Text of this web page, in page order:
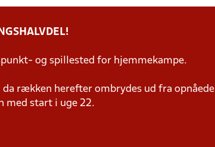
og spillested for hjemmekampe.
da rækken herefter ombrydes ud fra opnåede
med start i uge 22.